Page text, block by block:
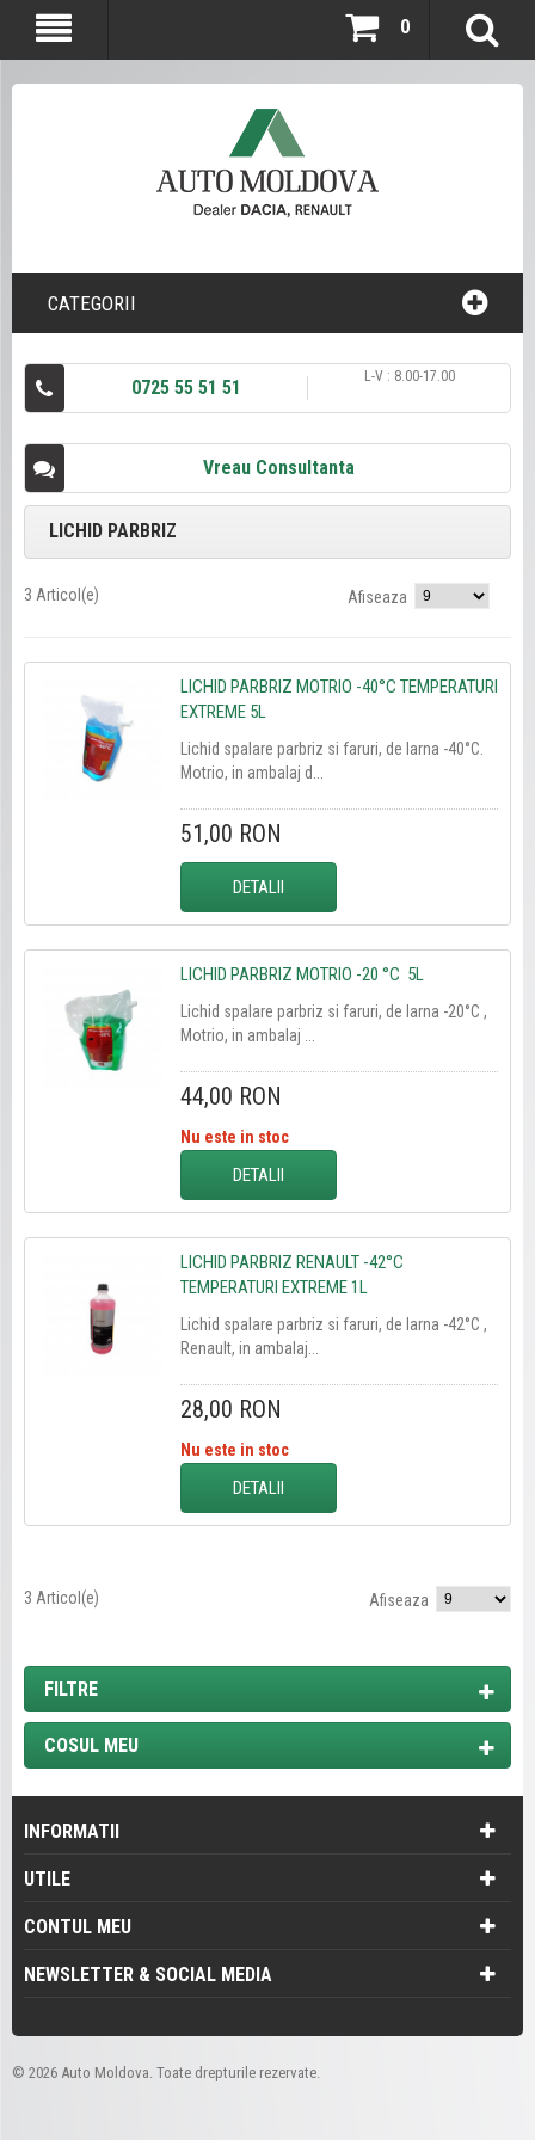
0
CATEGORII
0725 55 51 51 L-V : 8.00-17.00
Vreau Consultanta
LICHID PARBRIZ
3 Articol(e) Afiseaza
LICHID PARBRIZ MOTRIO -40°C TEMPERATURI
EXTREME 5L
Lichid spalare parbriz si faruri, de Iarna -40°C.
Motrio, in ambalaj d...
51,00 RON
DETALII
LICHID PARBRIZ MOTRIO -20 °C 5L
Lichid spalare parbriz si faruri, de Iarna -20°C ,
Motrio, in ambalaj ...
44,00 RON
Nu este in stoc
DETALII
LICHID PARBRIZ RENAULT -42°C
TEMPERATURI EXTREME 1L
Lichid spalare parbriz si faruri, de Iarna -42°C ,
Renault, in ambalaj...
28,00 RON
Nu este in stoc
DETALII
3 Articol(e) Afiseaza
FILTRE
COSUL MEU
INFORMATII
UTILE
CONTUL MEU
NEWSLETTER & SOCIAL MEDIA
© 2026 Auto Moldova. Toate drepturile rezervate.